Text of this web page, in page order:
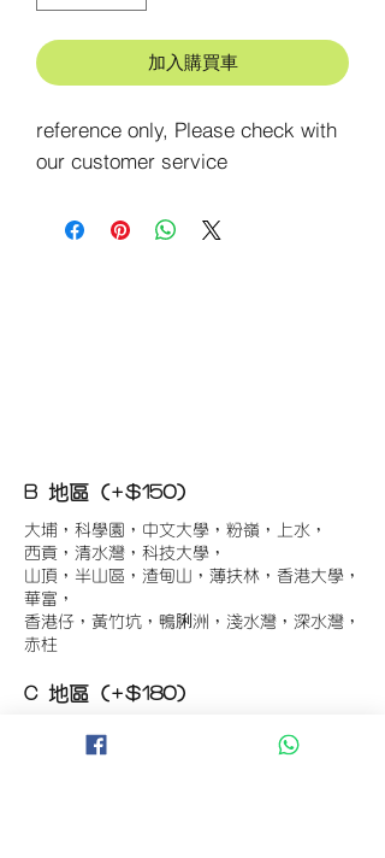
加入購買車
reference only, Please check with
our customer service
B 地區 (+$150)
大埔，科學園，中文大學，粉嶺，上水，
西貢，清水灣，科技大學，
山頂，半山區，渣甸山，薄扶林，香港大學，
華富，
香港仔，黃竹坑，鴨脷洲，淺水灣，深水灣，
赤柱
C 地區 (+$180)
東涌，珀麗灣(馬灣)，南灣，
將軍澳工業區，大埔工業區，